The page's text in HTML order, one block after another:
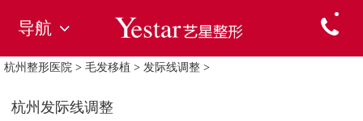
导航
杭州整形医院 > 毛发移植 > 发际线调整 >
杭州发际线调整